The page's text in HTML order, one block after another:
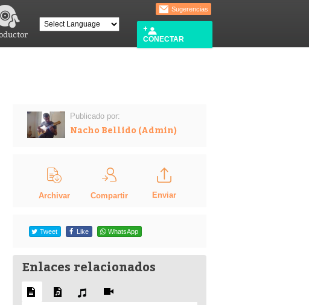
Sugerencias
CONECTAR
Publicado por:
Nacho Bellido (Admin)
Archivar Compartir Enviar
Tweet Like WhatsApp
Enlaces relacionados